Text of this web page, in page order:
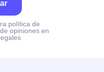
política de
opiniones en